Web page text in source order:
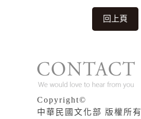
回上頁
Copyright©
中華民國文化部 版權所有